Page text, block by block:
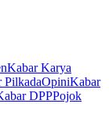
Kabar Karya
PilkadaOpiniKabar
DPPPojok